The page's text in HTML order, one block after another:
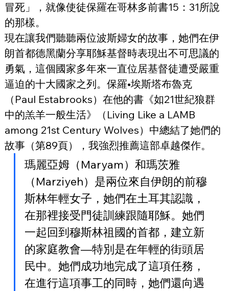
冒死」，就像使徒保羅在哥林多前書15：31所說
的那樣。
現在讓我們聽聽兩位波斯婦女的故事，她們在伊
朗首都德黑蘭分享耶穌基督時表現出不可思議的
勇氣，這個國家多年來一直位居基督徒遭受嚴重
逼迫的十大國家之列。保羅•埃斯塔布魯克
（Paul Estabrooks）在他的書《如21世紀狼群
中的羔羊一般生活》（Living Like a LAMB
among 21st Century Wolves）中總結了她們的
故事（第89頁），我強烈推薦這部卓越傑作。
瑪麗亞姆（Maryam）和瑪茨雅
（Marziyeh）是兩位來自伊朗的前穆
斯林年輕女子，她們在土耳其認識，
在那裡接受門徒訓練跟隨耶穌。她們
一起回到穆斯林祖國的首都，建立新
的家庭教會—特別是在年輕的街頭居
民中。她們成功地完成了這項任務，
在進行這項事工的同時，她們還向遇